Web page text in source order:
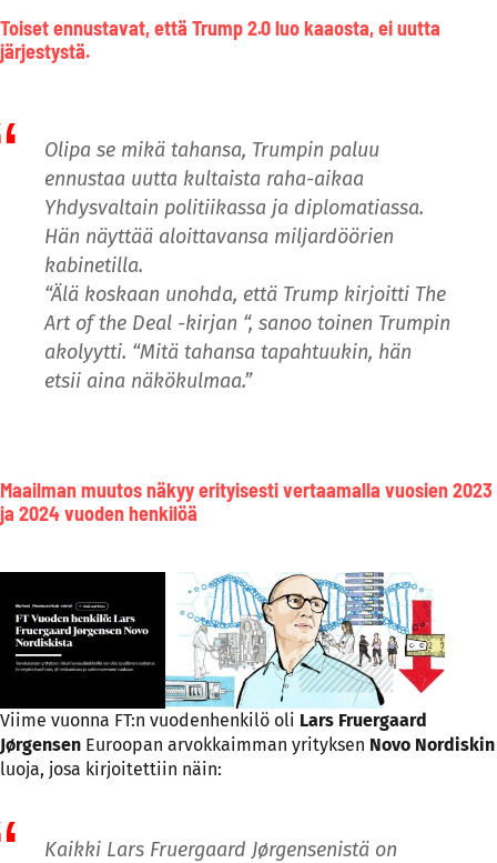
Toiset ennustavat, että Trump 2.0 luo kaaosta, ei uutta
järjestystä.
Olipa se mikä tahansa, Trumpin paluu
ennustaa uutta kultaista raha-aikaa
Yhdysvaltain politiikassa ja diplomatiassa.
Hän näyttää aloittavansa miljardöörien
kabinetilla.
“Älä koskaan unohda, että Trump kirjoitti The
Art of the Deal -kirjan “, sanoo toinen Trumpin
akolyytti. “Mitä tahansa tapahtuukin, hän
etsii aina näkökulmaa.”
Maailman muutos näkyy erityisesti vertaamalla vuosien 2023
ja 2024 vuoden henkilöä
Viime vuonna FT:n vuodenhenkilö oli Lars Fruergaard
Jørgensen Euroopan arvokkaimman yrityksen Novo Nordiskin
luoja, josa kirjoitettiin näin:
Kaikki Lars Fruergaard Jørgensenistä on